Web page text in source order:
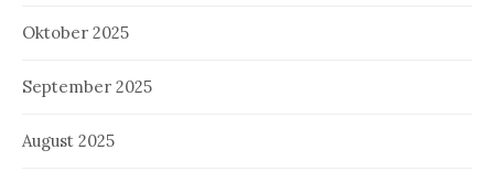
Oktober 2025
September 2025
August 2025